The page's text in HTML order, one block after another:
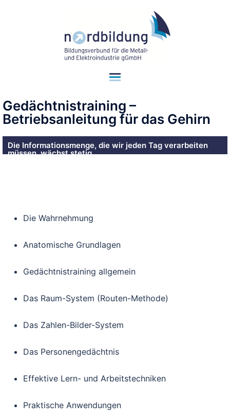
Gedächtnistraining –
Betriebsanleitung für das Gehirn
Die Informationsmenge, die wir jeden Tag verarbeiten
müssen, wächst stetig.
Die Wahrnehmung
Anatomische Grundlagen
Gedächtnistraining allgemein
Das Raum-System (Routen-Methode)
Das Zahlen-Bilder-System
Das Personengedächtnis
Effektive Lern- und Arbeitstechniken
Praktische Anwendungen